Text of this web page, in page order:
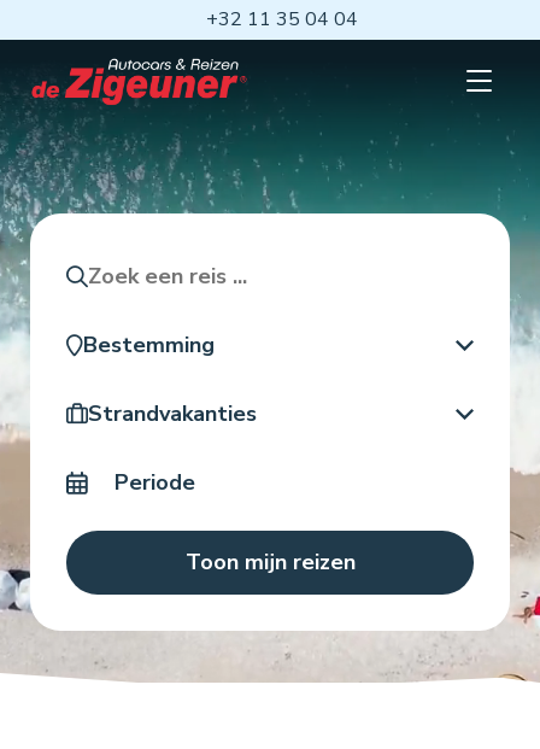
naar
hoofdinhoud
+32 11 35 04 04
Open
mobiel
menu
Zoeken
Bestemming
Reistype
Toon mijn reizen